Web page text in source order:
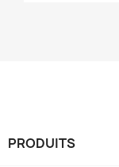
PRODUITS